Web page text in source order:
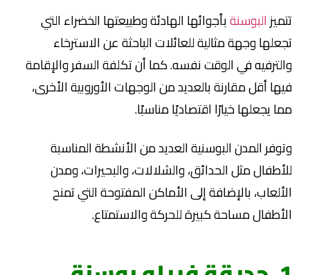
تتميزالبوسنةبأجوائها الهادئة وطبيعتها الخضراء التي
تجعلها وجهة مثالية للعائلات الباحثة عن الاسترخاء
والترفيه في الوقت نفسه. كما أن تكلفة السفر والإقامة
فيها أقل مقارنة بالعديد من الوجهات الأوروبية الأخرى،
مما يجعلها خيارًا اقتصاديًا مناسبًا.
وتوفر المدن البوسنية العديد من الأنشطة المناسبة
للأطفال مثل الحدائق، والشلالات، والبحيرات، ومدن
الألعاب، بالإضافة إلى الأماكن المفتوحة التي تمنح
الأطفال مساحة كبيرة للحركة والاستمتاع.